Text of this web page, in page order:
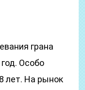
грана
Особо
лет. На рынок